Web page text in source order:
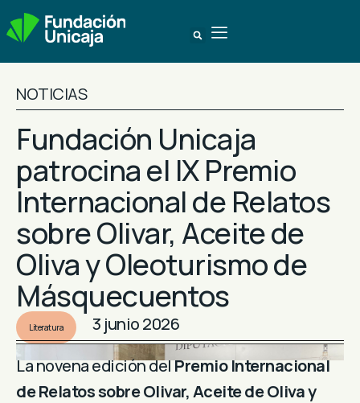
NOTICIAS
Fundación Unicaja
patrocina el IX Premio
Internacional de Relatos
sobre Olivar, Aceite de
Oliva y Oleoturismo de
Másquecuentos
Literatura
3 junio 2026
La novena edición delPremio Internacional
de Relatos sobre Olivar, Aceite de Oliva y